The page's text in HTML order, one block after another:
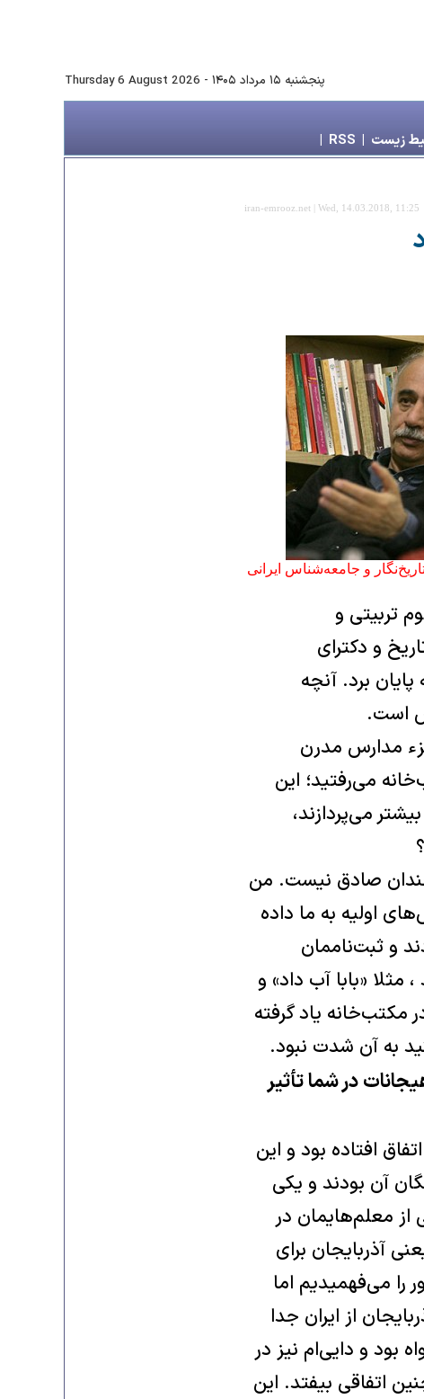
پنجشنبه ۱۵ مرداد ۱۴۰۵ -
Thursday 6 August 2026
زیست |
RSS
|
iran-emrooz.net | Wed, 14.03.2018, 11:25
و جامعه‌شناس ایرانی
و علوم تربیتی و
و دکترای
دانشگاه پاریس به پایان برد. آنچه
است.
که آن زمان جزء مدارس مدرن
می‌رفتید؛ این
می‌پردازند،
چندان صادق نیست. من
اولیه به ما داده
و ثبت‌ناممان
«بابا آب داد» و
مکتب‌خانه یاد گرفته
به آن شدت نبود.
در شما تأثیر
افتاده بود و این
آن بودند و یکی
از معلم‌هایمان در
آذربایجان برای
را می‌فهمیدیم اما
از ایران جدا
بود و دایی‌ام نیز در
اتفاقی بیفتد. این